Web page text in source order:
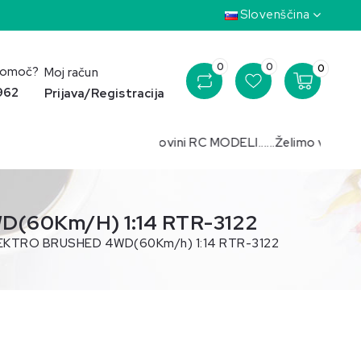
Slovenščina
0
0
0
Moj račun
Prijava/Registracija
v spletni trgovini RC MODELI......Želimo vam prijetno
h) 1:14 RTR-3122
BRUSHED 4WD(60Km/h) 1:14 RTR-3122